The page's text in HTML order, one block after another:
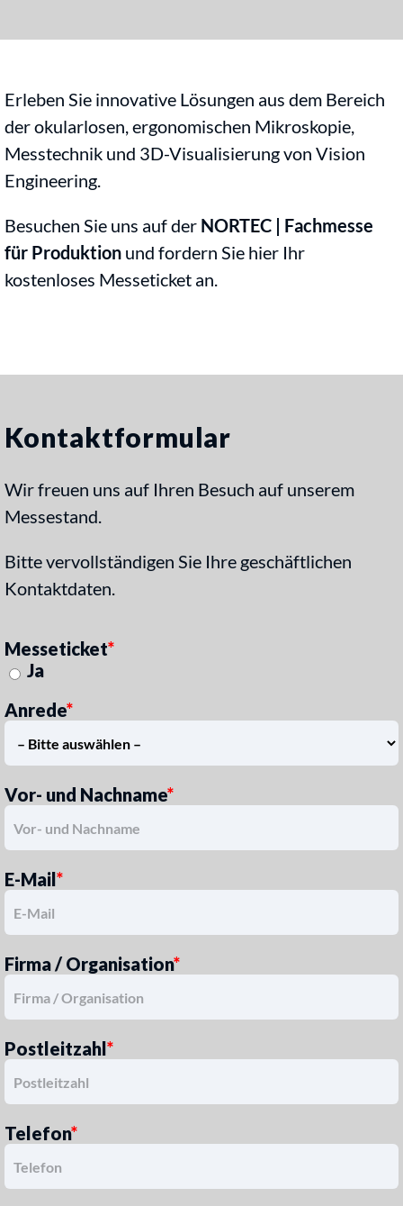
Erleben Sie innovative Lösungen aus dem Bereich
der okularlosen, ergonomischen Mikroskopie,
Messtechnik und 3D-Visualisierung von Vision
Engineering.
Besuchen Sie uns auf der NORTEC | Fachmesse
für Produktionund fordern Sie hier Ihr
kostenloses Messeticket an.
Kontaktformular
Wir freuen uns auf Ihren Besuch auf unserem
Messestand.
Bitte vervollständigen Sie Ihre geschäftlichen
Kontaktdaten.
Messeticket*
Ja
Anrede*
Vor- und Nachname*
E-Mail*
Firma / Organisation*
Postleitzahl*
Telefon*